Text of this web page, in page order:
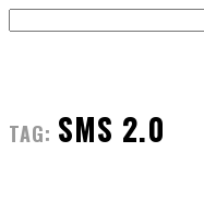
TAG: SMS 2.0